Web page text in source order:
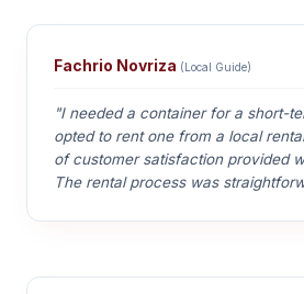
Fachrio Novriza (Local Guide)
"I needed a container for a short-
opted to rent one from a local
of customer satisfaction provided
The rental process was